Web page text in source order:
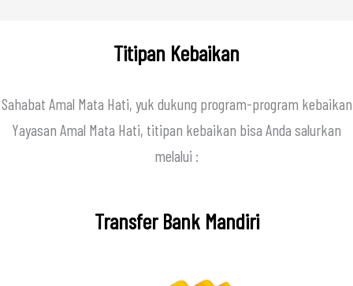
Titipan Kebaikan
Sahabat Amal Mata Hati, yuk dukung program-program kebaikan
Yayasan Amal Mata Hati, titipan kebaikan bisa Anda salurkan
melalui :
Transfer Bank Mandiri